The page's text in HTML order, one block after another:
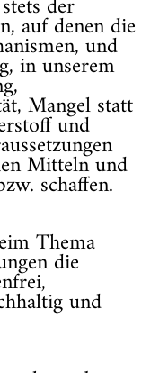
auf denen die
und
in unserem
Mangel statt
und
Mitteln und
schaffen.
Thema
die
und